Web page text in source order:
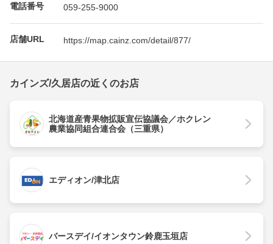
電話番号 059-255-9000
店舗URL https://map.cainz.com/detail/877/
カインズ/久居店の近くのお店
北海道産青果物拡販宣伝協議会／ホクレン
農業協同組合連合会（三重県）
エディオン/津北店
バースデイ/イオンタウン鈴鹿玉垣店